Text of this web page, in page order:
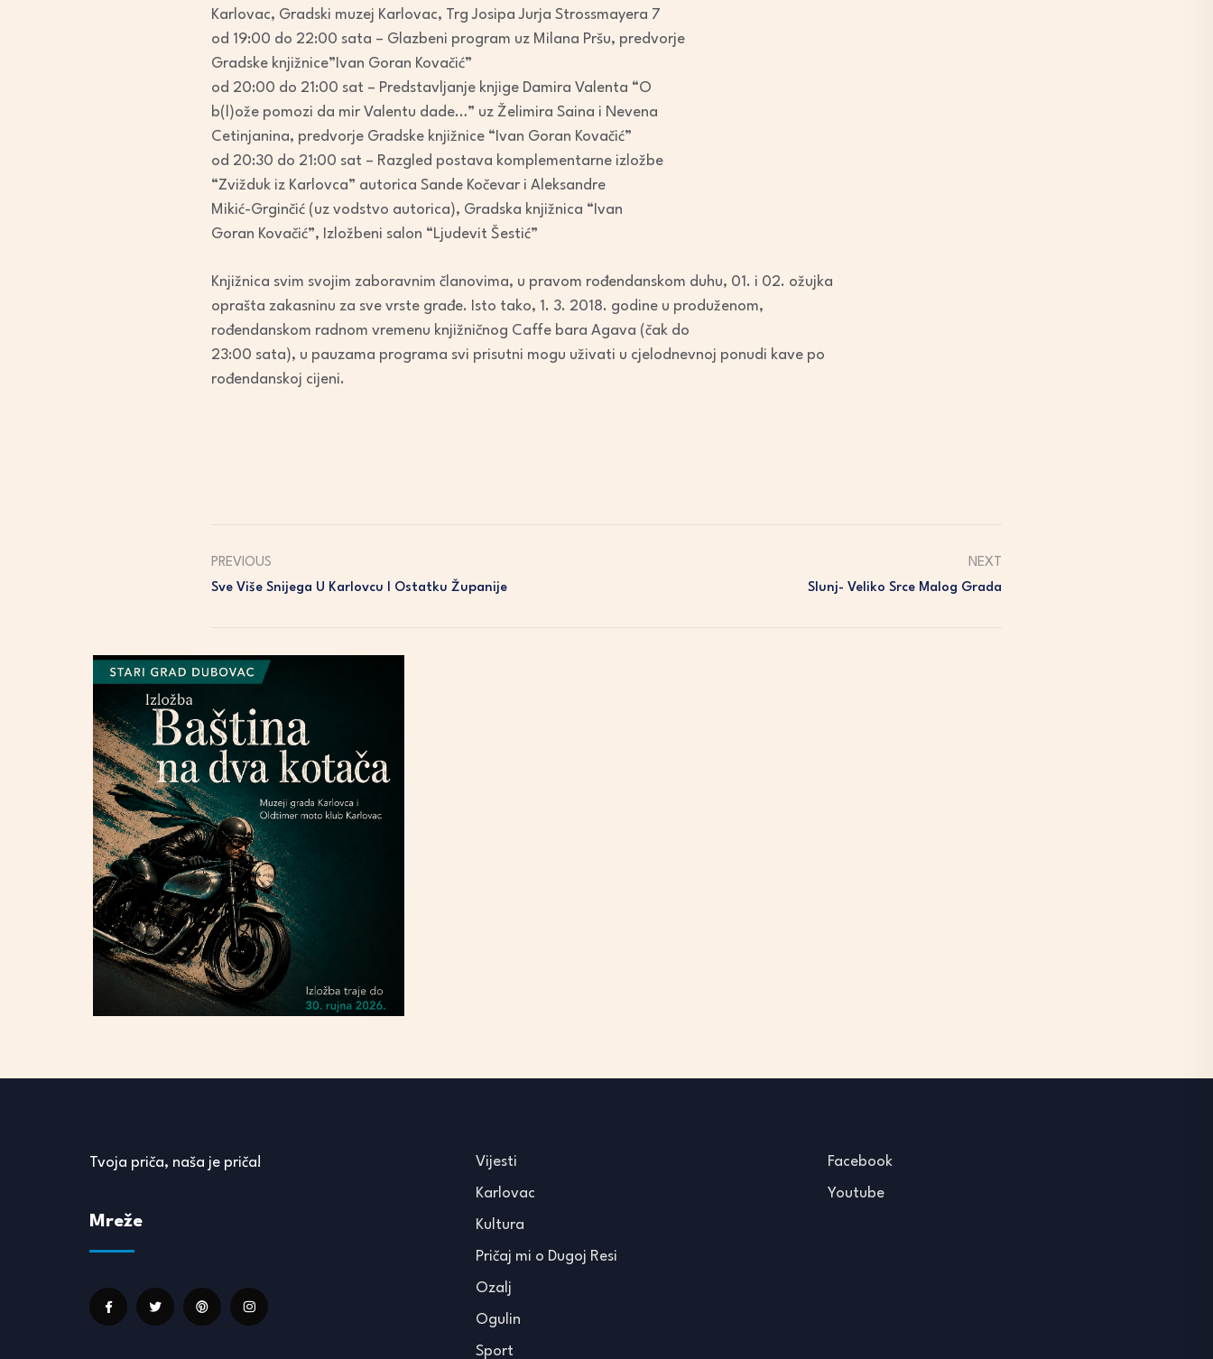
Karlovac, Gradski muzej Karlovac, Trg Josipa Jurja Strossmayera 7
od 19:00 do 22:00 sata – Glazbeni program uz Milana Pršu, predvorje
Gradske knjižnice”Ivan Goran Kovačić”
od 20:00 do 21:00 sat – Predstavljanje knjige Damira Valenta “O
b(l)ože pomozi da mir Valentu dade…” uz Želimira Saina i Nevena
Cetinjanina, predvorje Gradske knjižnice “Ivan Goran Kovačić”
od 20:30 do 21:00 sat – Razgled postava komplementarne izložbe
“Zvižduk iz Karlovca” autorica Sande Kočevar i Aleksandre
Mikić-Grginčić (uz vodstvo autorica), Gradska knjižnica “Ivan
Goran Kovačić”, Izložbeni salon “Ljudevit Šestić”
Knjižnica svim svojim zaboravnim članovima, u pravom rođendanskom duhu, 01. i 02. ožujka
oprašta zakasninu za sve vrste građe. Isto tako, 1. 3. 2018. godine u produženom,
rođendanskom radnom vremenu knjižničnog Caffe bara Agava (čak do
23:00 sata), u pauzama programa svi prisutni mogu uživati u cjelodnevnoj ponudi kave po
rođendanskoj cijeni.
PREVIOUS
Sve Više Snijega U Karlovcu I Ostatku Županije
NEXT
Slunj- Veliko Srce Malog Grada
Tvoja priča, naša je priča!
Mreže
Vijesti
Karlovac
Kultura
Pričaj mi o Dugoj Resi
Ozalj
Ogulin
Sport
Facebook
Youtube